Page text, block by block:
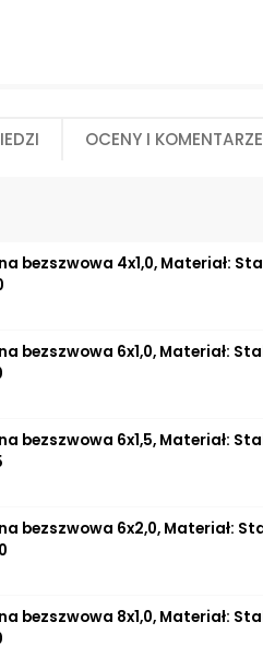
Zalety
Oceny i komentarze
bezszwowa 4x1,0, Materiał:
bezszwowa 6x1,0, Materiał:
bezszwowa 6x1,5, Materiał:
bezszwowa 6x2,0, Materiał:
bezszwowa 8x1,0, Materiał: